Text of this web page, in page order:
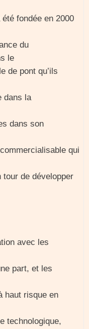
fondée en 2000
du
le
de pont qu’ils
dans la
dans son
qui
de développer
avec les
part, et les
haut risque en
technologique,